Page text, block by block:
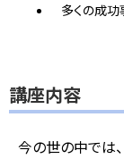
多くの成
講座内容
今の世の中では